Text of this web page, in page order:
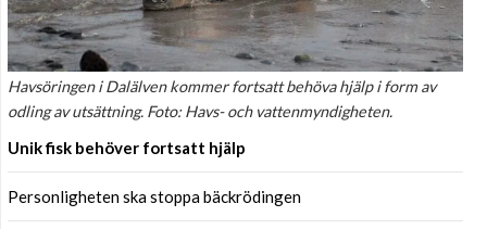
Havsöringen i Dalälven kommer fortsatt behöva hjälp i form av
odling av utsättning. Foto: Havs- och vattenmyndigheten.
Unik fisk behöver fortsatt hjälp
Personligheten ska stoppa bäckrödingen